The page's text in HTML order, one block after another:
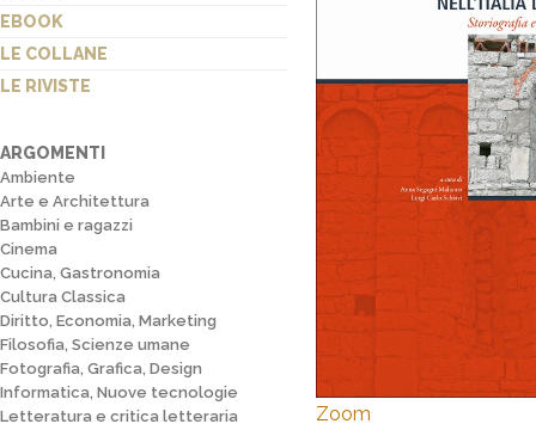
EBOOK
LE COLLANE
LE RIVISTE
ARGOMENTI
Ambiente
Arte e Architettura
Bambini e ragazzi
Cinema
Cucina, Gastronomia
Cultura Classica
Diritto, Economia, Marketing
Filosofia, Scienze umane
Fotografia, Grafica, Design
Informatica, Nuove tecnologie
Letteratura e critica letteraria
Zoom